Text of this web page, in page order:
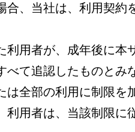
、当社は、利用契約
用者が、成年後に本
て追認したものとみ
全部の利用に制限を
用者は、当該制限に